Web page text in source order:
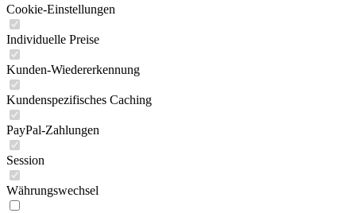
Cookie-Einstellungen
Individuelle Preise
Kunden-Wiedererkennung
Kundenspezifisches Caching
PayPal-Zahlungen
Session
Währungswechsel